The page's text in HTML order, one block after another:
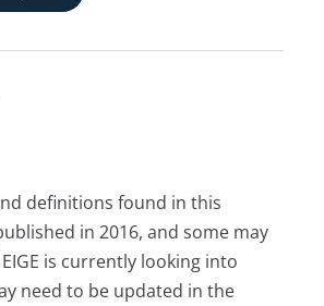
definitions found in this
in 2016, and some may
is currently looking into
need to be updated in the